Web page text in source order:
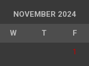
NOVEMBER 2024
W T F
1